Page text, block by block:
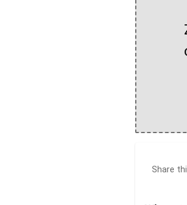
Share